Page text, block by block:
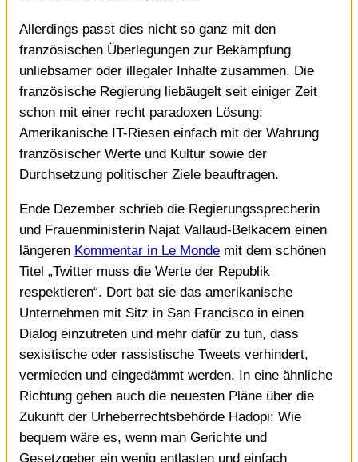
Allerdings passt dies nicht so ganz mit den
französischen Überlegungen zur Bekämpfung
unliebsamer oder illegaler Inhalte zusammen. Die
französische Regierung liebäugelt seit einiger Zeit
schon mit einer recht paradoxen Lösung:
Amerikanische IT-Riesen einfach mit der Wahrung
französischer Werte und Kultur sowie der
Durchsetzung politischer Ziele beauftragen.
Ende Dezember schrieb die Regierungssprecherin
und Frauenministerin Najat Vallaud-Belkacem einen
längeren Kommentar in Le Monde mit dem schönen
Titel „Twitter muss die Werte der Republik
respektieren“. Dort bat sie das amerikanische
Unternehmen mit Sitz in San Francisco in einen
Dialog einzutreten und mehr dafür zu tun, dass
sexistische oder rassistische Tweets verhindert,
vermieden und eingedämmt werden. In eine ähnliche
Richtung gehen auch die neuesten Pläne über die
Zukunft der Urheberrechtsbehörde Hadopi: Wie
bequem wäre es, wenn man Gerichte und
Gesetzgeber ein wenig entlasten und einfach